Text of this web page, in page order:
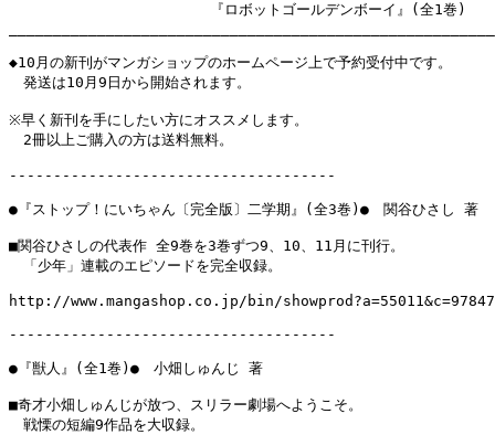
『ロボットゴールデンボーイ』(全1巻)
◆10月の新刊がマンガショップのホームページ上で予約受付中です。
発送は10月9日から開始されます。
※早く新刊を手にしたい方にオススメします。
2冊以上ご購入の方は送料無料。
-------------------------------------
●『ストップ！にいちゃん〔完全版〕二学期』(全3巻)●　関谷ひさし 著
■関谷ひさしの代表作 全9巻を3巻ずつ9、10、11月に刊行。
「少年」連載のエピソードを完全収録。
http://www.mangashop.co.jp/bin/
-------------------------------------
●『獣人』(全1巻)●　小畑しゅんじ 著
■奇才小畑しゅんじが放つ、スリラー劇場へようこそ。
戦慄の短編9作品を大収録。